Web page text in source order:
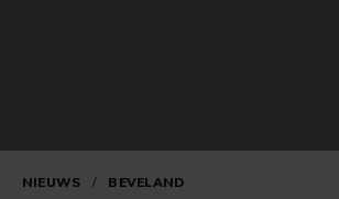
NIEUWS / BEVELAND